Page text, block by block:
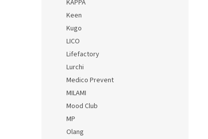
KAPPA
Keen
Kugo
LICO
Lifefactory
Lurchi
Medico Prevent
MILAMI
Mood Club
MP
Olang